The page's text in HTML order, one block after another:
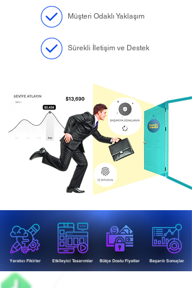
Müşteri Odaklı Yaklaşım
Sürekli İletişim ve Destek
Yaratıcı Fikirler Etkileyici Tasarımlar Bütçe Dostu Fiyatlar Başarılı Sonuçlar